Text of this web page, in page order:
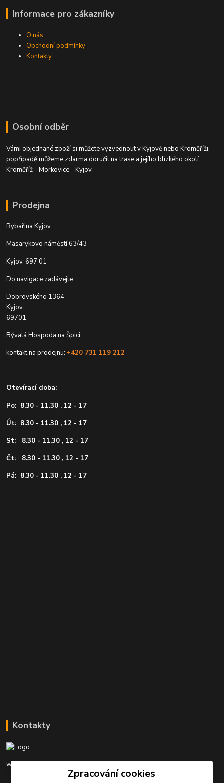
Informace pro zákazníky
O nás
Obchodní podmínky
Kontakty
Osobní odběr
Vámi objednané zboží si můžete vyzvednout v Kyjově nebo Kroměříži,
popřípadě můžeme zdarma doručit na trase a jejího blízkého okolí
Kroměříž - Morkovice - Kyjov
Prodejna
Rybařina Kyjov
Masarykovo náměstí 63/43
Kyjov, 697 01
Do navigace zadávejte:
Dobrovského 1364
Kyjov
69701
Bývalá Hospoda na Špici.
kontakt na prodejnu: +420 731 119 212
Otevírací doba:
Po: 8.30 - 11.30 , 12 - 17
Út: 8.30 - 11.30 , 12 - 17
St: 8.30 - 11.30 , 12 - 17
Čt: 8.30 - 11.30 , 12 - 17
Pá: 8.30 - 11.30 , 12 - 17
Kontakty
www.rybarinakyjov.cz
Zpracování cookies